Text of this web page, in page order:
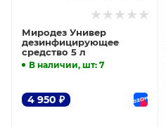
Миродез Универ
дезинфицирующее
средство 5 л
В наличии, шт: 7
4 950 ₽